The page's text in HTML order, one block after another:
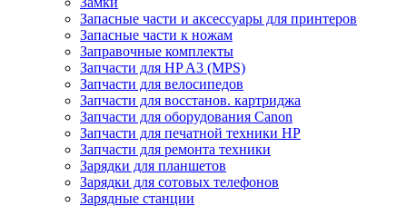
Запасные части и аксессуары для принтеров
Запасные части к ножам
Заправочные комплекты
Запчасти для HP A3 (MPS)
Запчасти для велосипедов
Запчасти для восстанов. картриджа
Запчасти для оборудования Canon
Запчасти для печатной техники HP
Запчасти для ремонта техники
Зарядки для планшетов
Зарядки для сотовых телефонов
Зарядные станции